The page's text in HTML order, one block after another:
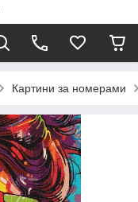
Картини за номерами